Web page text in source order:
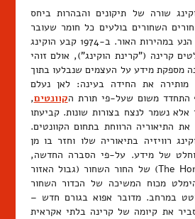
שורה של תיקונים והבהרות ביחס
השחורים בולעים כל חומר שעובר
בסביבתם, לרבות חומר הנע במהירות האור. ב-1974 קבע הוקינג
קרינה ("קרינת הוקינג"), אולם זוהי
מספקת מידע על העצמים שנבלעו בתוך
מותירה את החידה בעינה: לאן נעלם
התחדד משום שעל-פי תורת הקוונטים,
אלא נשמר לנצח בצורות שונות. קביעתו
התיאוריה הרווחת בתחום הקוונטים.
ערך הוקינג רוויזיה בתיאוריה שלו וחזר בו מן
של מידע. על-פי הסברה החדשה,
ה"אופק" (The Horizon Event) של החור השחור (גבול האזור
מכוח המשיכה של הכדור השחור
במרחב. מדובר אפוא בגורם חדש –
את קיומה של קרינה בלתי אקראית